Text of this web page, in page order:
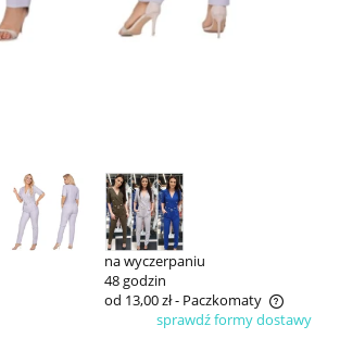
na wyczerpaniu
48 godzin
od 13,00 zł- Paczkomaty
ewentualnych kosztów płatnościsprawdź formy dostawy